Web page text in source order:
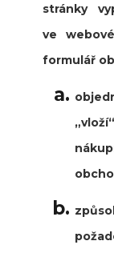
stránky
ve
formulář